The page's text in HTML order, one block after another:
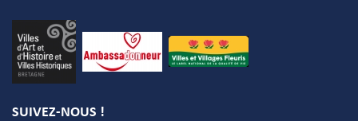
SUIVEZ-NOUS !